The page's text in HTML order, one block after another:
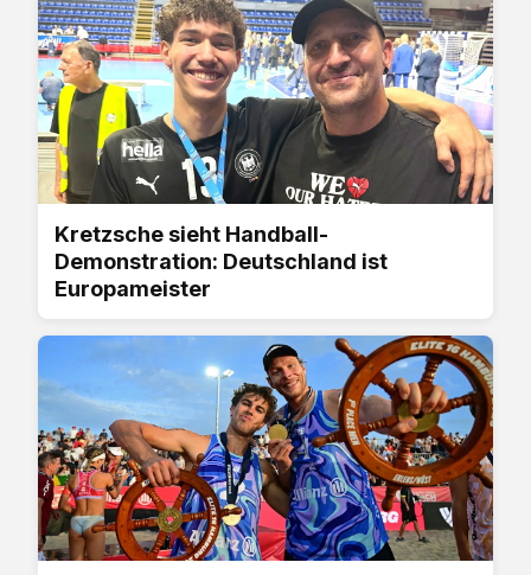
Kretzsche sieht Handball-
Demonstration: Deutschland ist
Europameister